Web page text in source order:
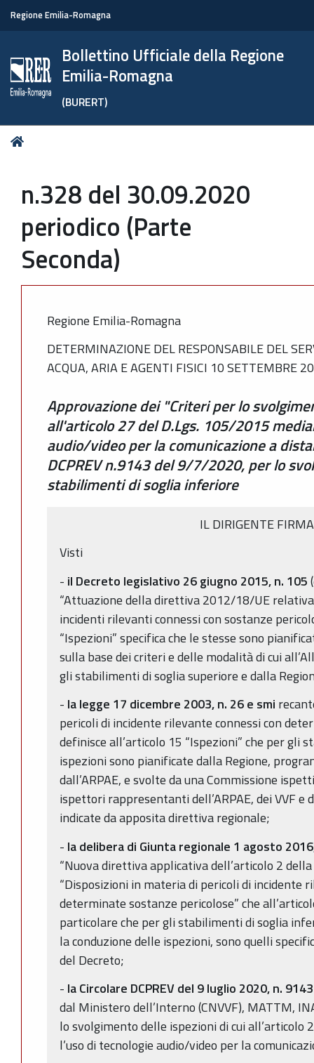
Regione Emilia-Romagna
Bollettino Ufficiale della Regione
Emilia-Romagna
(BURERT)
Tu
n.328 del 30.09.2020
periodico (Parte
Seconda)
Regione Emilia-Romagna
DETERMINAZIONE DEL RESPONSABILE DEL
ACQUA, ARIA E AGENTI FISICI 10 SETTEMBRE
Approvazione dei "Criteri per lo
all'articolo 27 del D.Lgs. 105/2015
audio/video per la comunicazione a
DCPREV n.9143 del 9/7/2020, per lo
stabilimenti di soglia inferiore
IL DIRIGENTE
Visti
- il Decreto legislativo 26 giugno 2015, n. 105
“Attuazione della direttiva 2012/18/UE
incidenti rilevanti connessi con sostanze
“Ispezioni” specifica che le stesse sono
sulla base dei criteri e delle modalità di cui
gli stabilimenti di soglia superiore e dalla
- la legge 17 dicembre 2003, n. 26 e smi
pericoli di incidente rilevante connessi con
definisce all’articolo 15 “Ispezioni” che per gli
ispezioni sono pianificate dalla Regione,
dall’ARPAE, e svolte da una Commissione
ispettori rappresentanti dell’ARPAE, dei VVF e
indicate da apposita direttiva regionale;
- la delibera di Giunta regionale 1 agosto
“Nuova direttiva applicativa dell’articolo 2
“Disposizioni in materia di pericoli di incidente
determinate sostanze pericolose” che
particolare che per gli stabilimenti di soglia
la conduzione delle ispezioni, sono quelli
del Decreto;
- la Circolare DCPREV del 9 luglio 2020, n.
dal Ministero dell’Interno (CNVVF), MATTM,
lo svolgimento delle ispezioni di cui all’articolo
l’uso di tecnologie audio/video per la